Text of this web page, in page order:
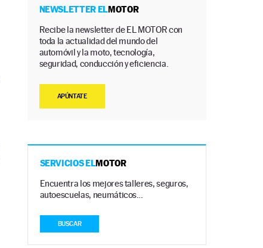
NEWSLETTER ELMOTOR
Recibe la newsletter de EL MOTOR con
toda la actualidad del mundo del
automóvil y la moto, tecnología,
seguridad, conducción y eficiencia.
APÚNTATE
SERVICIOS ELMOTOR
Encuentra los mejores talleres, seguros,
autoescuelas, neumáticos…
BUSCAR